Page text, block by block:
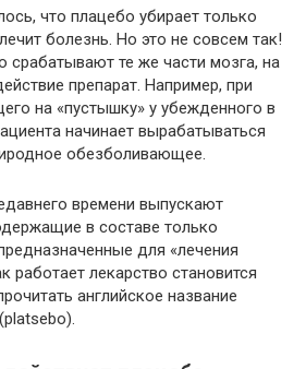
что плацебо убирает только
болезнь. Но это не совсем так!
срабатывают те же части мозга, на
препарат. Например, при
на «пустышку» у убежденного в
начинает вырабатываться
обезболивающее.
времени выпускают
в составе только
для «лечения
работает лекарство становится
английское название